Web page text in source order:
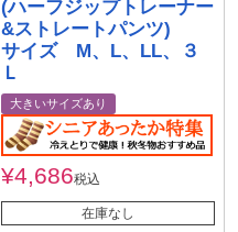
(ハーフジップトレーナー
&ストレートパンツ)
サイズ M、L、LL、３
Ｌ
大きいサイズあり
¥4,686税込
在庫なし